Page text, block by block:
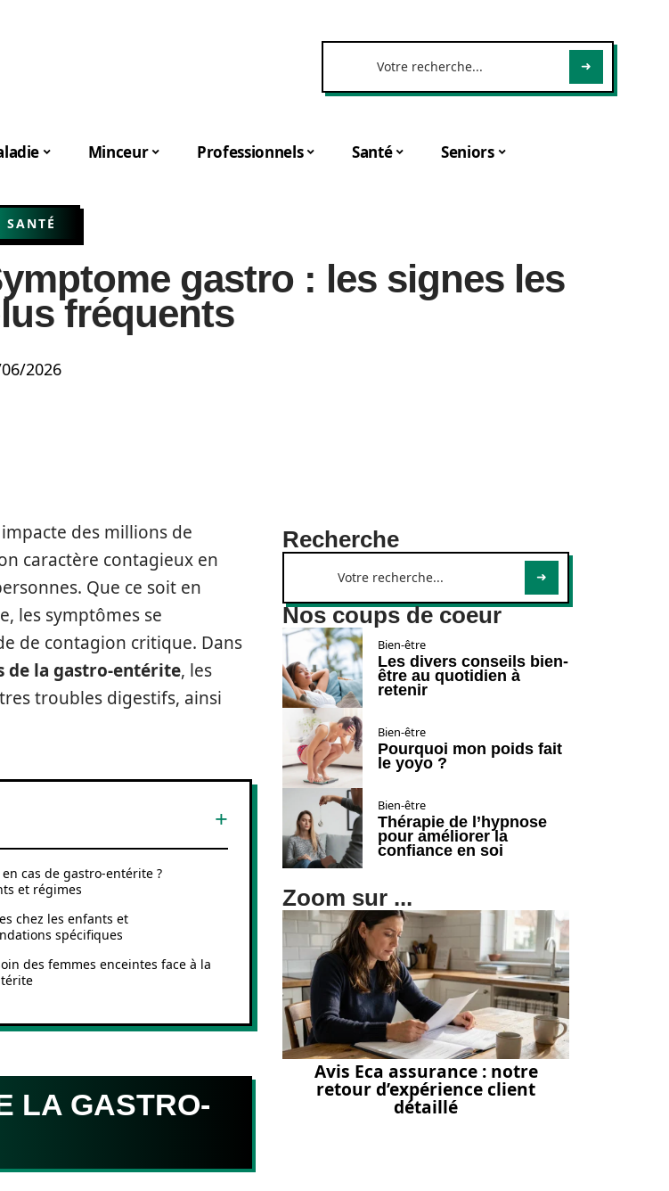
Minceur Professionnels Santé Seniors
SANTÉ
gastro : les signes les
fréquents
2026
des millions de
caractère contagieux en
Que ce soit en
les symptômes se
de contagion critique. Dans
de la gastro-entérite, les
troubles digestifs, ainsi
cas de gastro-entérite ?
et régimes
chez les enfants et
spécifiques
des femmes enceintes face à la
LA GASTRO-
Recherche
Nos coups de coeur
Bien-être
Les divers conseils bien-
être au quotidien à
retenir
Bien-être
Pourquoi mon poids fait
le yoyo ?
Bien-être
Thérapie de l’hypnose
pour améliorer la
confiance en soi
Zoom sur ...
Avis Eca assurance : notre
retour d’expérience client
détaillé